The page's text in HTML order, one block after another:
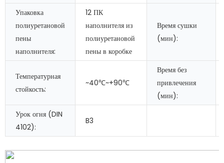
Упаковка
полиуретановой
пены
наполнителя:
12 ПК
наполнителя из
полиуретановой
пены в коробке
Время сушки
(мин):
Температурная
стойкость:
~40℃~+90℃
Время без
привлечения
(мин):
Урок огня (DIN
4102):
B3